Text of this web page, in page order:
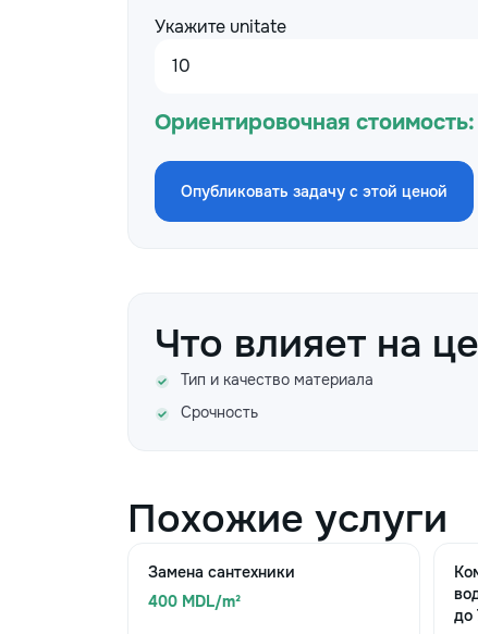
Укажите unitate
Ориентировочная стоимость:
Опубликовать задачу с этой ценой
Что влияет на
Тип и качество материала
Срочность
Похожие услуги
Замена сантехники
400 MDL/m²
до